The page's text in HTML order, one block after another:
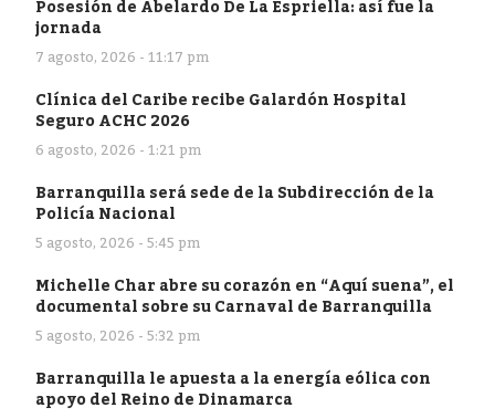
Posesión de Abelardo De La Espriella: así fue la
jornada
7 agosto, 2026 - 11:17 pm
Clínica del Caribe recibe Galardón Hospital
Seguro ACHC 2026
6 agosto, 2026 - 1:21 pm
Barranquilla será sede de la Subdirección de la
Policía Nacional
5 agosto, 2026 - 5:45 pm
Michelle Char abre su corazón en “Aquí suena”, el
documental sobre su Carnaval de Barranquilla
5 agosto, 2026 - 5:32 pm
Barranquilla le apuesta a la energía eólica con
apoyo del Reino de Dinamarca